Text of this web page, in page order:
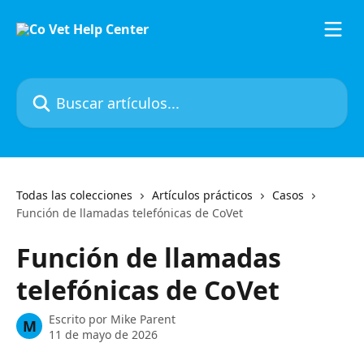
Buscar artículos...
Todas las colecciones Artículos prácticos
Casos
Función de llamadas telefónicas de CoVet
Función de llamadas
telefónicas de CoVet
M Escrito por Mike Parent
11 de mayo de 2026